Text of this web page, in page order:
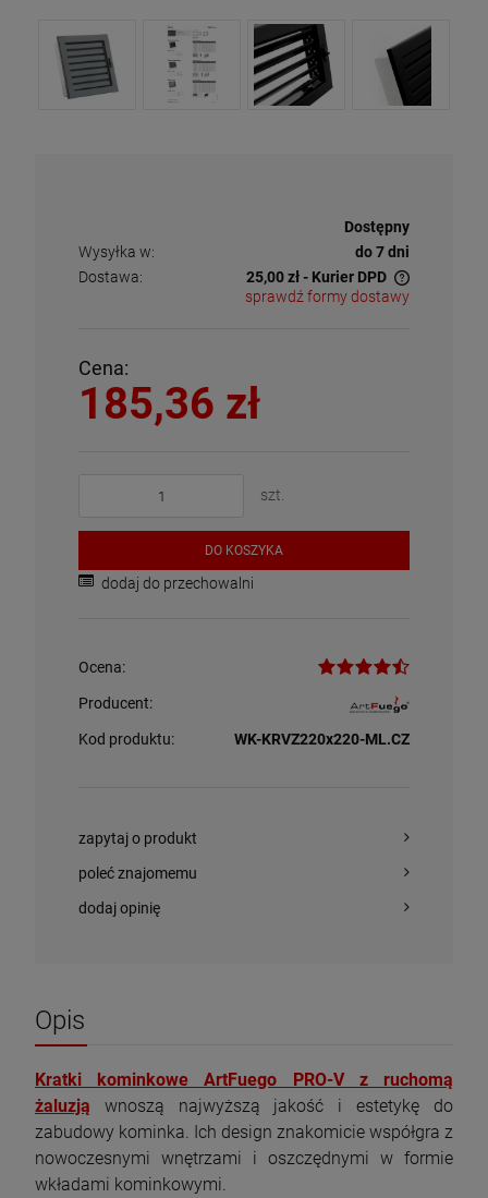
3 689,10 zł
Cena regularna:
Najniższa cena:
szt.
DO KOSZYKA
1 823,00 zł
szt.
DO KOSZYKA
Dostępny
Wysyłka w:
do 7 dni
Dostawa:
25,00 zł- Kurier DPD
Cena nie zawiera ewentualnych kosztów płatności
sprawdź formy dostawy
Cena:
185,36 zł
szt.
DO KOSZYKA
dodaj do przechowalni
Ocena:
Producent:
Kod produktu: WK-KRVZ220x220-ML.CZ
zapytaj o produkt
poleć znajomemu
dodaj opinię
Opis
Kratki kominkowe ArtFuego PRO-V z ruchomą
żaluzją wnoszą najwyższą jakość i estetykę do
zabudowy kominka. Ich design znakomicie współgra z
nowoczesnymi wnętrzami i oszczędnymi w formie
wkładami kominkowymi.